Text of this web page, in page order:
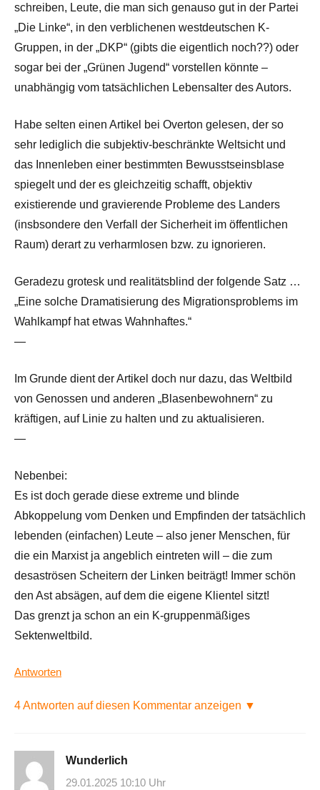
schreiben, Leute, die man sich genauso gut in der Partei
„Die Linke“, in den verblichenen westdeutschen K-
Gruppen, in der „DKP“ (gibts die eigentlich noch??) oder
sogar bei der „Grünen Jugend“ vorstellen könnte –
unabhängig vom tatsächlichen Lebensalter des Autors.
Habe selten einen Artikel bei Overton gelesen, der so
sehr lediglich die subjektiv-beschränkte Weltsicht und
das Innenleben einer bestimmten Bewusstseinsblase
spiegelt und der es gleichzeitig schafft, objektiv
existierende und gravierende Probleme des Landers
(insbsondere den Verfall der Sicherheit im öffentlichen
Raum) derart zu verharmlosen bzw. zu ignorieren.
Geradezu grotesk und realitätsblind der folgende Satz …
„Eine solche Dramatisierung des Migrationsproblems im
Wahlkampf hat etwas Wahnhaftes.“
—
Im Grunde dient der Artikel doch nur dazu, das Weltbild
von Genossen und anderen „Blasenbewohnern“ zu
kräftigen, auf Linie zu halten und zu aktualisieren.
—
Nebenbei:
Es ist doch gerade diese extreme und blinde
Abkoppelung vom Denken und Empfinden der tatsächlich
lebenden (einfachen) Leute – also jener Menschen, für
die ein Marxist ja angeblich eintreten will – die zum
desaströsen Scheitern der Linken beiträgt! Immer schön
den Ast absägen, auf dem die eigene Klientel sitzt!
Das grenzt ja schon an ein K-gruppenmäßiges
Sektenweltbild.
Antworten
4 Antworten auf diesen Kommentar anzeigen ▼
Wunderlich
29.01.2025 10:10 Uhr